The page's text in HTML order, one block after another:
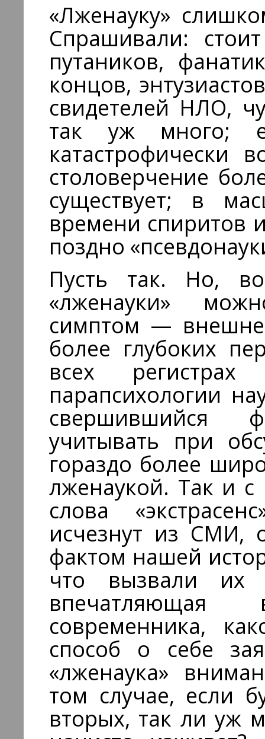
«Лженауку»
Спрашивали:
путаников,
концов,
свидетелей НЛО,
так уж много;
катастрофически
столоверчение
существует; в
времени спиритов
поздно
Пусть так. Но,
«лженауки»
симптом —
более глубоких
всех регистрах
парапсихологии
свершившийся
учитывать при
гораздо более
лженаукой. Так и с
слова
исчезнут из СМИ,
фактом нашей
что вызвали их
впечатляющая
современника,
способ о себе
«лженаука»
том случае, если
вторых, так ли уж